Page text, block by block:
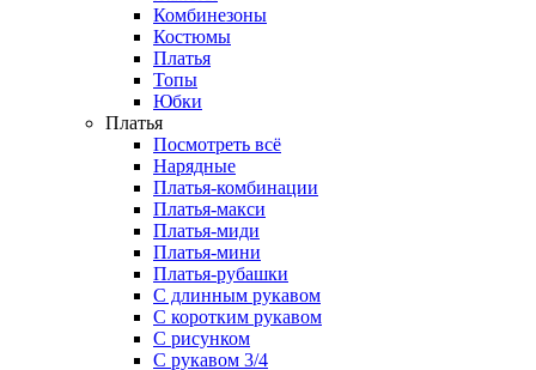
Комбинезоны
Костюмы
Платья
Топы
Юбки
Платья
Посмотреть всё
Нарядные
Платья-комбинации
Платья-макси
Платья-миди
Платья-мини
Платья-рубашки
С длинным рукавом
С коротким рукавом
С рисунком
С рукавом 3/4